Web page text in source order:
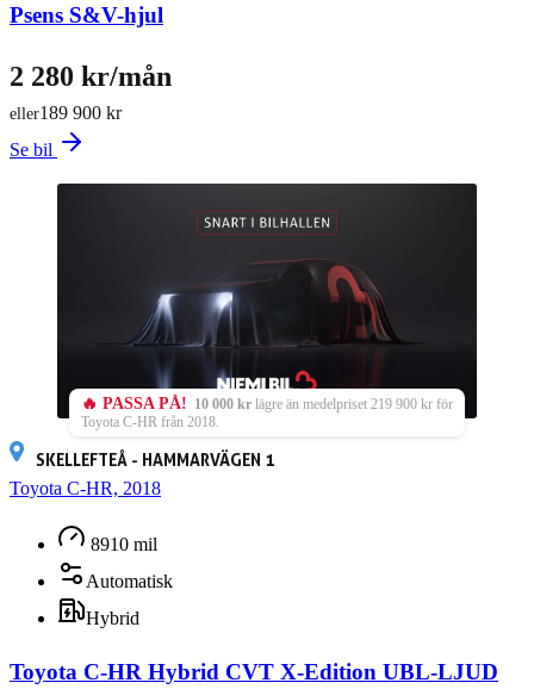
Psens S&V-hjul
189 900 kr
eller
2 280 kr/mån
Se bil
🔥 PASSA PÅ! 10 000 kr lägre än medelpriset 219 900 kr för
Toyota C-HR från 2018.
SKELLEFTEÅ - HAMMARVÄGEN 1
Toyota C-HR, 2018
8910 mil
Automatisk
Hybrid
Toyota C-HR Hybrid CVT X-Edition UBL-LJUD